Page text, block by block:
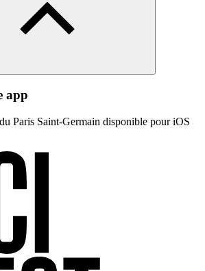
app
Paris Saint-Germain disponible pour iOS